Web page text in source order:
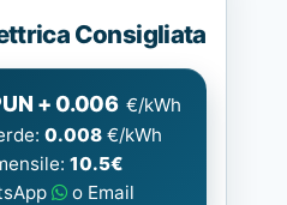
Consigliata
+ 0.006 €/kWh
0.008 €/kWh
10.5€
o Email